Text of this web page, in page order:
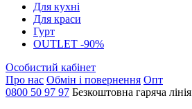
Для кухні
Для краси
Гурт
OUTLET -90%
Особистий кабінет
Про нас Обмін і повернення Опт
0800 50 97 97 Безкоштовна гаряча лінія